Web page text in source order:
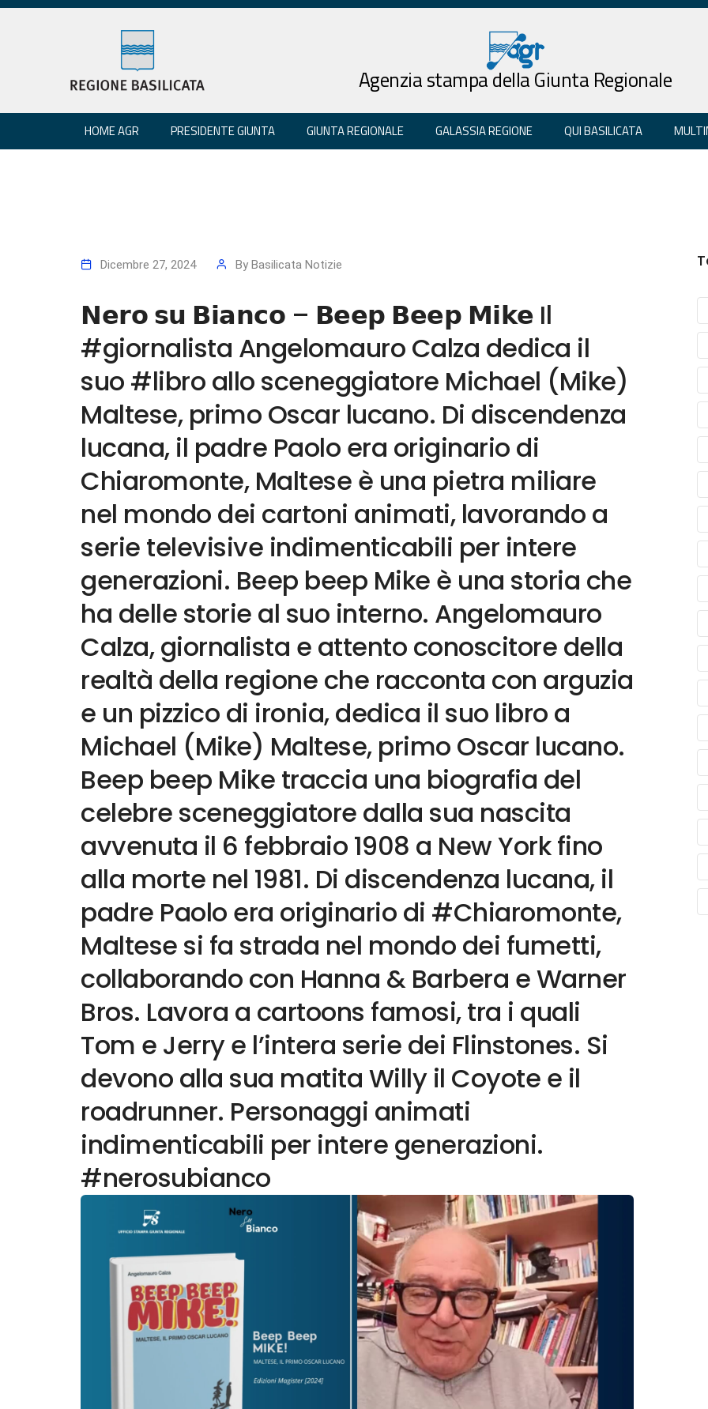
Agenzia stampa della Giunta Regionale
HOME AGR PRESIDENTE GIUNTA GIUNTA REGIONALE GALASSIA REGIONE QUI BASILICATA
Dicembre 27, 2024 By Basilicata Notizie
𝗡𝗲𝗿𝗼 𝘀𝘂 𝗕𝗶𝗮𝗻𝗰𝗼 – 𝗕𝗲𝗲𝗽 𝗕𝗲𝗲𝗽 𝗠𝗶𝗸𝗲 Il
#giornalista Angelomauro Calza dedica il
suo #libro allo sceneggiatore Michael (Mike)
Maltese, primo Oscar lucano. Di discendenza
lucana, il padre Paolo era originario di
Chiaromonte, Maltese è una pietra miliare
nel mondo dei cartoni animati, lavorando a
serie televisive indimenticabili per intere
generazioni. Beep beep Mike è una storia che
ha delle storie al suo interno. Angelomauro
Calza, giornalista e attento conoscitore della
realtà della regione che racconta con arguzia
e un pizzico di ironia, dedica il suo libro a
Michael (Mike) Maltese, primo Oscar lucano.
Beep beep Mike traccia una biografia del
celebre sceneggiatore dalla sua nascita
avvenuta il 6 febbraio 1908 a New York fino
alla morte nel 1981. Di discendenza lucana, il
padre Paolo era originario di #Chiaromonte,
Maltese si fa strada nel mondo dei fumetti,
collaborando con Hanna & Barbera e Warner
Bros. Lavora a cartoons famosi, tra i quali
Tom e Jerry e l’intera serie dei Flinstones. Si
devono alla sua matita Willy il Coyote e il
roadrunner. Personaggi animati
indimenticabili per intere generazioni.
#nerosubianco